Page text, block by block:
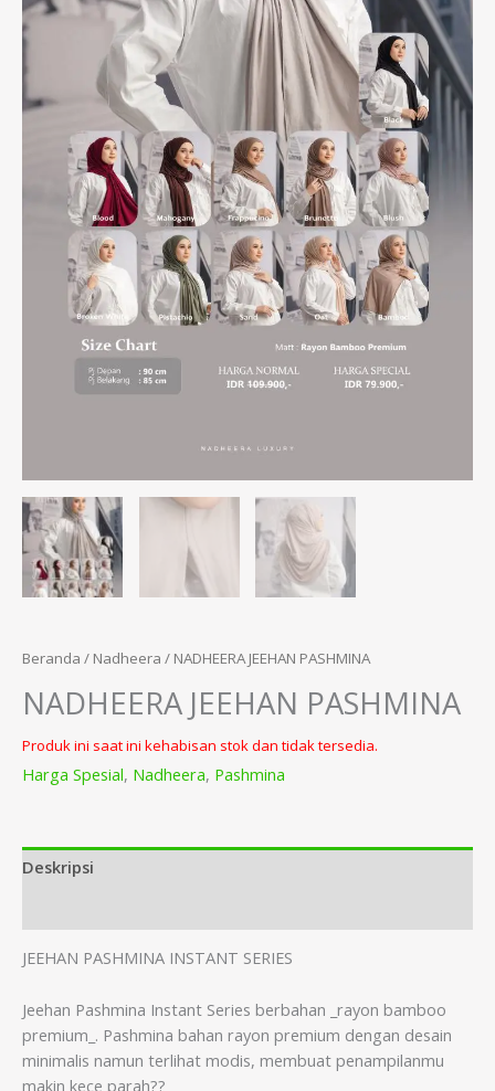
Beranda / Nadheera / NADHEERA JEEHAN PASHMINA
NADHEERA JEEHAN PASHMINA
Produk ini saat ini kehabisan stok dan tidak tersedia.
Harga Spesial, Nadheera, Pashmina
Deskripsi
JEEHAN PASHMINA INSTANT SERIES
Jeehan Pashmina Instant Series berbahan _rayon bamboo
premium_. Pashmina bahan rayon premium dengan desain
minimalis namun terlihat modis, membuat penampilanmu
makin kece parah??